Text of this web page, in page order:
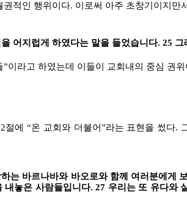
적인 행위이다. 이로써 아주 초창기이지
어지럽게 하였다는 말을 들었습니다. 25 그
”이라고 하였는데 이들이 교회내의 중심 권위
절에 “온 교회와 더불어”라는 표현을 썼다
는 바르나바와 바오로와 함께 여러분에게
내놓은 사람들입니다. 27 우리는 또 유다와